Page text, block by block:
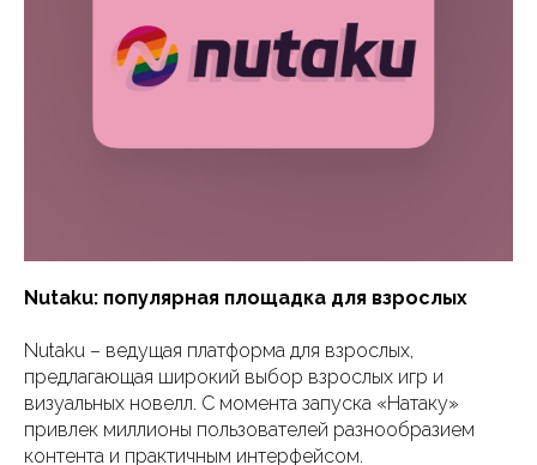
Nutaku: популярная площадка для взрослых
Nutaku – ведущая платформа для взрослых,
предлагающая широкий выбор взрослых игр и
визуальных новелл. С момента запуска «Натаку»
привлек миллионы пользователей разнообразием
контента и практичным интерфейсом.